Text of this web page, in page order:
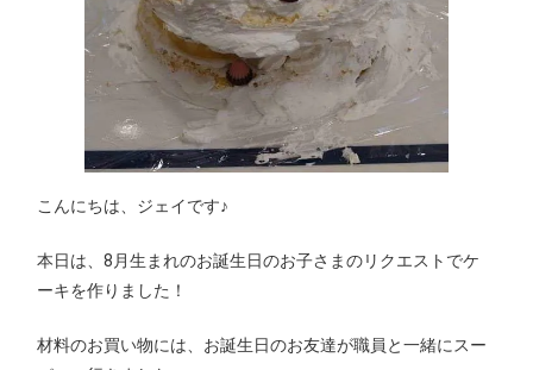
こんにちは、ジェイです♪
本日は、8月生まれのお誕生日のお子さまのリクエストでケ
ーキを作りました！
材料のお買い物には、お誕生日のお友達が職員と一緒にスー